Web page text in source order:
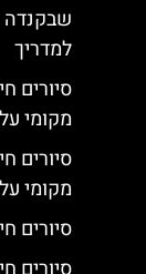
שבקנדה
למדריך
סיורים
מקומי
סיורים
מקומי
סיורים